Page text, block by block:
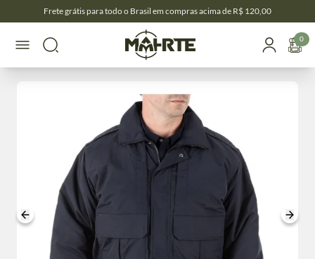
Frete grátis para todo o Brasil em compras acima de R$ 120,00
0